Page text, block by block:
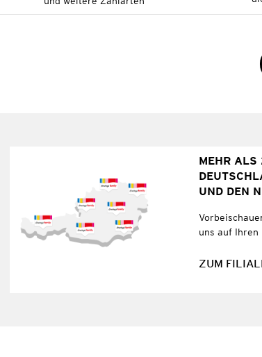
MEHR
UND DEN
uns auf Ihren
ZUM